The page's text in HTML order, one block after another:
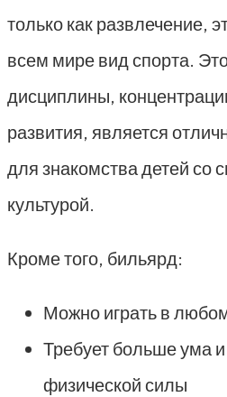
только как развлечение,
всем мире вид спорта.
дисциплины,
развития, является
для знакомства детей со
культурой.
Кроме того, бильярд:
Можно играть в
Требует больше ума
физической силы